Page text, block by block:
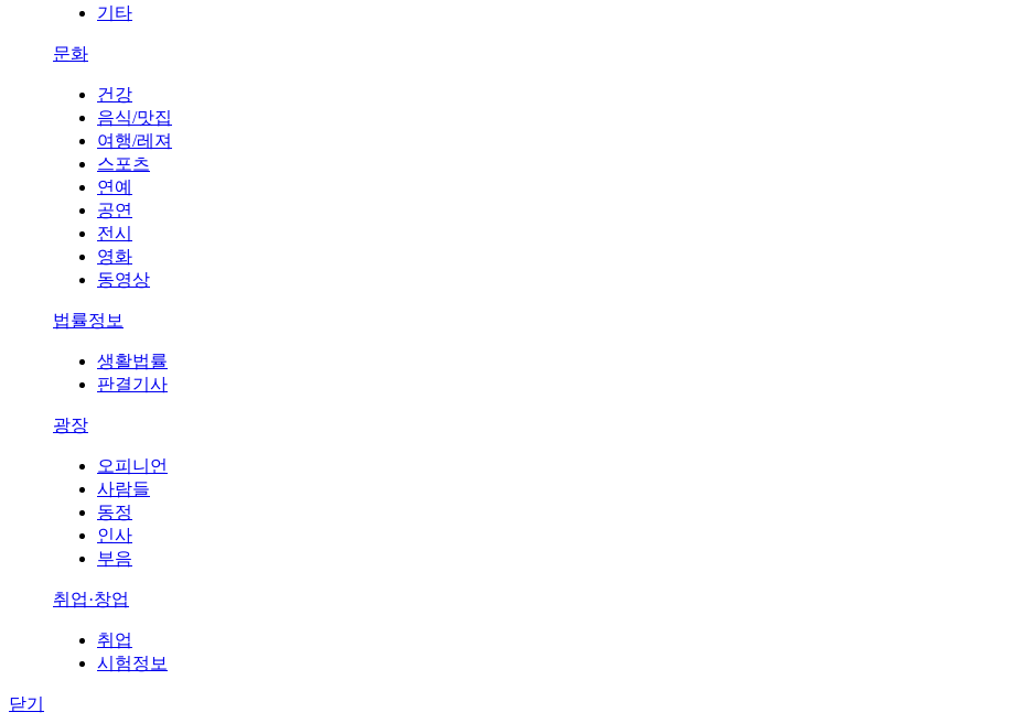
기타
문화
건강
음식/맛집
여행/레져
스포츠
연예
공연
전시
영화
동영상
법률정보
생활법률
판결기사
광장
오피니언
사람들
동정
인사
부음
취업·창업
취업
시험정보
닫기